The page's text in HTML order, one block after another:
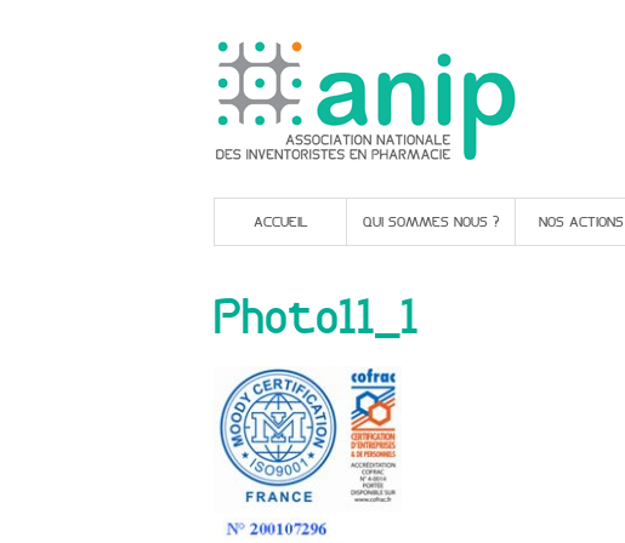
ACCUEIL QUI SOMMES NOUS ? NOS ACTIONS
Photo11_1